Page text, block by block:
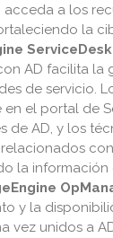
a los
la
AD facilita la
de servicio.
en el portal de
de AD, y los
con
la información
y la
vez unidos a